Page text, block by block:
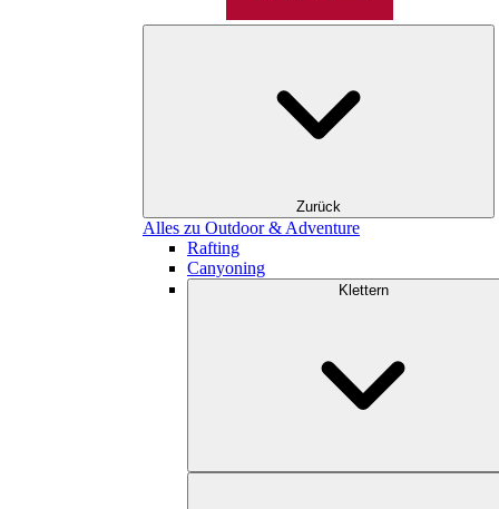
Zurück
Alles zu Outdoor & Adventure
Rafting
Canyoning
Klettern